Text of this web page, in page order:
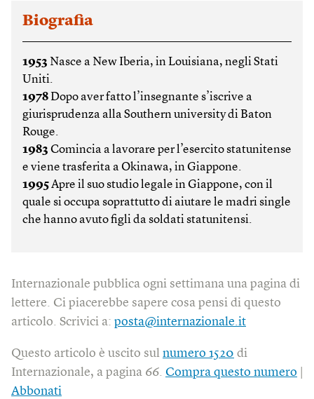
Biografia
1953 Nasce a New Iberia, in Louisiana, negli Stati
Uniti.
1978Dopo aver fatto l’insegnante s’iscrive a
giurisprudenza alla Southern university di Baton
Rouge.
1983 Comincia a lavorare per l’esercito statunitense
e viene trasferita a Okinawa, in Giappone.
1995Apre il suo studio legale in Giappone, con il
quale si occupa soprattutto di aiutare le madri single
che hanno avuto figli da soldati statunitensi.
Internazionale pubblica ogni settimana una pagina di
lettere. Ci piacerebbe sapere cosa pensi di questo
articolo. Scrivici a: posta@internazionale.it
Questo articolo è uscito sul numero 1520 di
Internazionale, a pagina 66. Compra questo numero
Abbonati